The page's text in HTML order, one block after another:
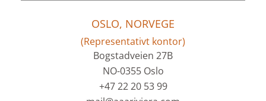
OSLO, NORVEGE
(Representativt kontor)
Bogstadveien 27B
NO-0355 Oslo
+47 22 20 53 99